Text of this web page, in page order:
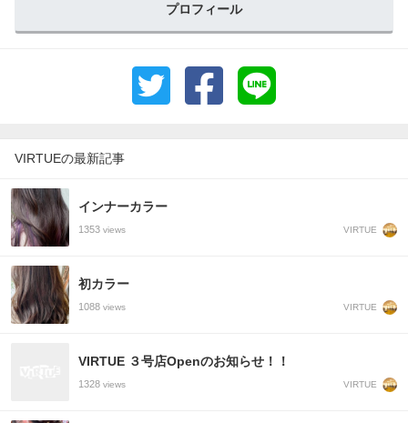
プロフィール
VIRTUEの最新記事
インナーカラー
1353 views VIRTUE
初カラー
1088 views VIRTUE
VIRTUE ３号店Openのお知らせ！！
1328 views VIRTUE